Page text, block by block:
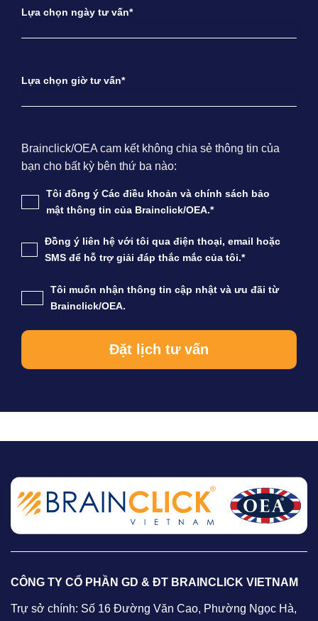
Lựa chọn ngày tư vấn*
Lựa chọn giờ tư vấn*
Brainclick/OEA cam kết không chia sẻ thông tin của
bạn cho bất kỳ bên thứ ba nào:
Tôi đồng ý Các điều khoản và chính sách bảo
mật thông tin của Brainclick/OEA.*
Đồng ý liên hệ với tôi qua điện thoại, email hoặc
SMS để hỗ trợ giải đáp thắc mắc của tôi.*
Tôi muốn nhận thông tin cập nhật và ưu đãi từ
Brainclick/OEA.
CÔNG TY CỔ PHẦN GD & ĐT BRAINCLICK VIETNAM
Trự sở chính: Số 16 Đường Văn Cao, Phường Ngọc Hà,